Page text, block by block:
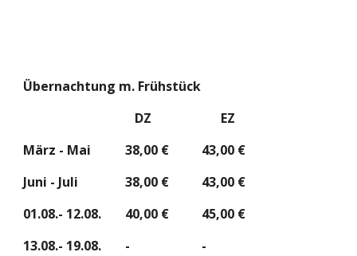
Übernachtung m. Frühstück
DZ
EZ
März - Mai
38,00 € 43,00 €
Juni - Juli
38,00 €
43,00 €
01.08.- 12.08. 40,00 €
45,00 €
13.08.- 19.08. -
-